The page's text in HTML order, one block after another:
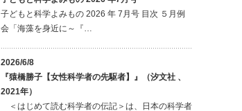
子どもと科学よみもの 2026 年 7月号 目次 ５月例
会「海藻を身近に～『…
2026/6/8
『猿橋勝子【女性科学者の先駆者】』（汐文社 、
2021年）
＜はじめて読む科学者の伝記＞は、日本の科学者